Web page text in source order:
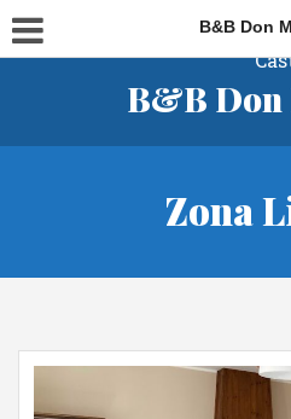
B&B Don
B&B Don
Zona